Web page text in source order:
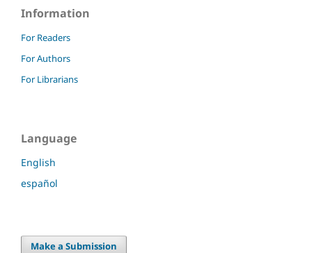
Information
For Readers
For Authors
For Librarians
Language
English
español
Make a Submission